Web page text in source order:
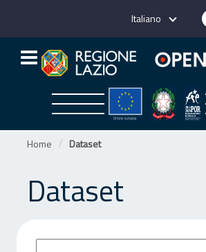
Italiano
Home Dataset
Dataset